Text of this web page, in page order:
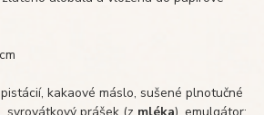
kakaové máslo, sušené plnotučné